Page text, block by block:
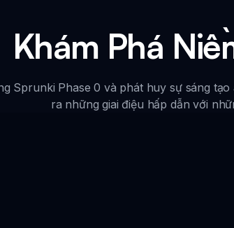
Khám Phá
Sprunki Phase 0 và phát huy sự sáng
ra những giai điệu hấp dẫn với